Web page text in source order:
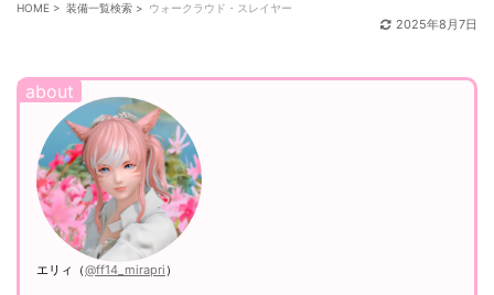
HOME > 装備一覧検索 > ウォークラウド・スレイヤー
2025年8月7日
エリィ（@ff14_mirapri）